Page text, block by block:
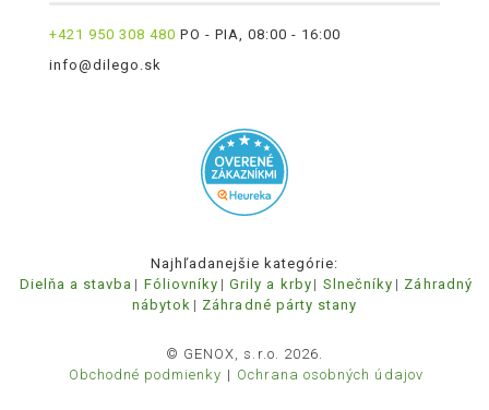
+421 950 308 480 PO - PIA, 08:00 - 16:00
info@dilego.sk
Najhľadanejšie kategórie:
Dielňa a stavba
Fóliovníky Grily a krby Slnečníky
Záhradný
nábytok
Záhradné párty stany
© GENOX, s.r.o. 2026.
Obchodné podmienky
Ochrana osobných údajov